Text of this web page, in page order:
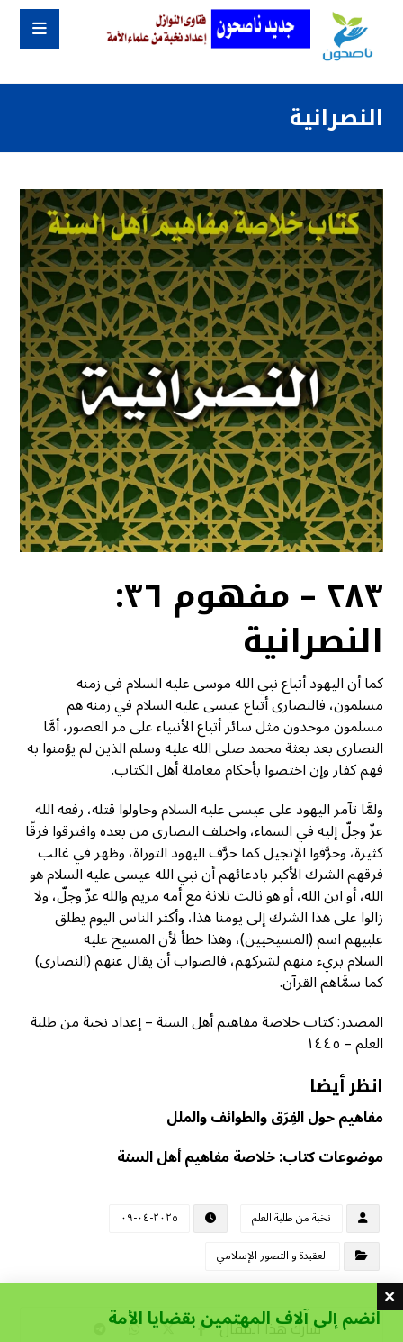
النصرانية
٢٨٣ – مفهوم ٣٦:
النصرانية
كما أن اليهود أتباع نبي الله موسى عليه السلام في زمنه
مسلمون، فالنصارى أتباع عيسى عليه السلام في زمنه هم
مسلمون موحدون مثل سائر أتباع الأنبياء على مر العصور، أمَّا
النصارى بعد بعثة محمد صلى الله عليه وسلم الذين لم يؤمنوا به
فهم كفار وإن اختصوا بأحكام معاملة أهل الكتاب.
ولمَّا تآمر اليهود على عيسى عليه السلام وحاولوا قتله، رفعه الله
عزّ وجلّ إليه في السماء، واختلف النصارى من بعده وافترقوا فرقًا
كثيرة، وحرَّفوا الإنجيل كما حرَّف اليهود التوراة، وظهر في غالب
فرقهم الشرك الأكبر بادعائهم أن نبي الله عيسى عليه السلام هو
الله، أو ابن الله، أو هو ثالث ثلاثة مع أمه مريم والله عزّ وجلّ، ولا
زالوا على هذا الشرك إلى يومنا هذا، وأكثر الناس اليوم يطلق
علبيهم اسم (المسيحيين)، وهذا خطأ لأن المسيح عليه
السلام بريء منهم لشركهم، فالصواب أن يقال عنهم (النصارى)
كما سمَّاهم القرآن.
المصدر: كتاب خلاصة مفاهيم أهل السنة – إعداد نخبة من طلبة
العلم – ١٤٤٥
انظر أيضا
مفاهيم حول الفِرَق والطوائف والملل
موضوعات كتاب: خلاصة مفاهيم أهل السنة
نخبة من طلبة العلم
٢٠٢٥-٠٤-٠٩
العقيدة و التصور الإسلامي
انضم إلى آلاف المهتمين بقضايا الأمة